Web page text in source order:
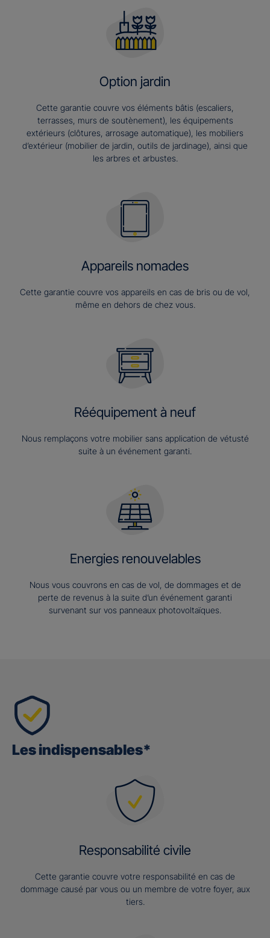
Option jardin
Cette garantie couvre vos éléments bâtis (escaliers,
terrasses, murs de soutènement), les équipements
extérieurs (clôtures, arrosage automatique), les mobiliers
d’extérieur (mobilier de jardin, outils de jardinage), ainsi que
les arbres et arbustes.
Appareils nomades
Cette garantie couvre vos appareils en cas de bris ou de vol,
même en dehors de chez vous.
Rééquipement à neuf
Nous remplaçons votre mobilier sans application de vétusté
suite à un événement garanti.
Energies renouvelables
Nous vous couvrons en cas de vol, de dommages et de
perte de revenus à la suite d’un événement garanti
survenant sur vos panneaux photovoltaïques.
Les indispensables*
Responsabilité civile
Cette garantie couvre votre responsabilité en cas de
dommage causé par vous ou un membre de votre foyer, aux
tiers.